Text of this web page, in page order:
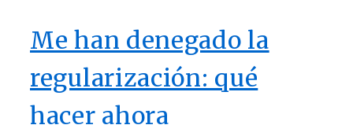
Me han denegado la
regularización: qué
hacer ahora